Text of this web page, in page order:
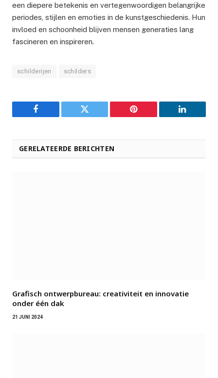
een diepere betekenis en vertegenwoordigen belangrijke
periodes, stijlen en emoties in de kunstgeschiedenis. Hun
invloed en schoonheid blijven mensen generaties lang
fascineren en inspireren.
schilderijen schilders
Facebook Twitter Pinterest LinkedIn
GERELATEERDE BERICHTEN
Grafisch ontwerpbureau: creativiteit en innovatie
onder één dak
21 JUNI 2024